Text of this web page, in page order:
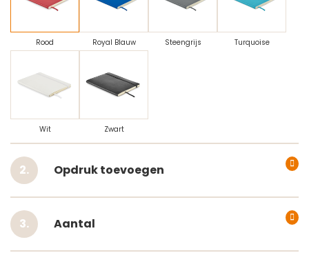
Rood Royal Blauw Steengrijs Turquoise
Wit Zwart
Opdruk toevoegen
Aantal